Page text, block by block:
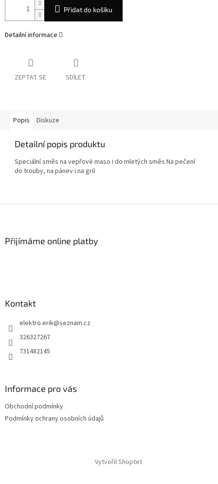
Přidat do košíku
Detailní informace
ZEPTAT SE SDÍLET
Popis Diskuze
Detailní popis produktu
Speciální směs na vepřové maso i do mletých směs Na pečení
do trouby, na pánev i na gril
Přijímáme online platby
Kontakt
elektro.erik@seznam.cz
326327267
731482145
Informace pro vás
Obchodní podmínky
Podmínky ochrany osobních údajů
Vytvořil Shoptet